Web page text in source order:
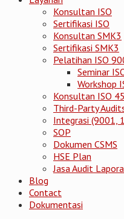
Konsultan ISO
Sertifikasi ISO
Konsultan SMK3
Sertifikasi SMK3
Pelatihan ISO
Seminar
Workshop
Konsultan ISO
Third-Party
Integrasi (9001,
SOP
Dokumen CSMS
HSE Plan
Jasa Audit
Blog
Contact
Dokumentasi